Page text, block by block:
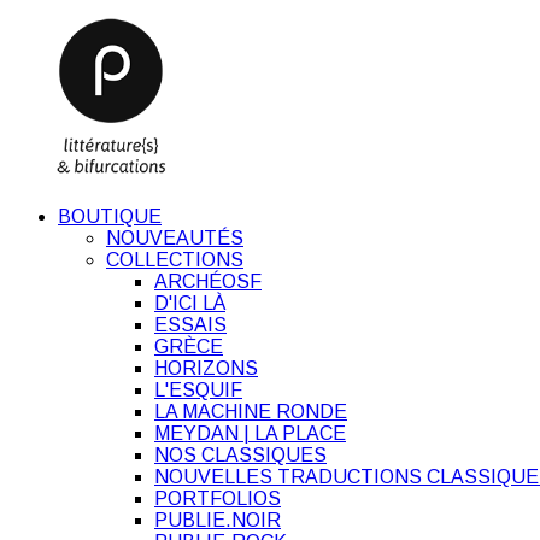
BOUTIQUE
NOUVEAUTÉS
COLLECTIONS
ARCHÉOSF
D'ICI LÀ
ESSAIS
GRÈCE
HORIZONS
L'ESQUIF
LA MACHINE RONDE
MEYDAN | LA PLACE
NOS CLASSIQUES
NOUVELLES TRADUCTIONS
PORTFOLIOS
PUBLIE.NOIR